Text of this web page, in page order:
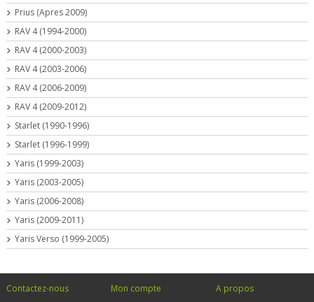
Prius (Apres 2009)
RAV 4 (1994-2000)
RAV 4 (2000-2003)
RAV 4 (2003-2006)
RAV 4 (2006-2009)
RAV 4 (2009-2012)
Starlet (1990-1996)
Starlet (1996-1999)
Yaris (1999-2003)
Yaris (2003-2005)
Yaris (2006-2008)
Yaris (2009-2011)
Yaris Verso (1999-2005)
Contactez-nous Mon compte A propos